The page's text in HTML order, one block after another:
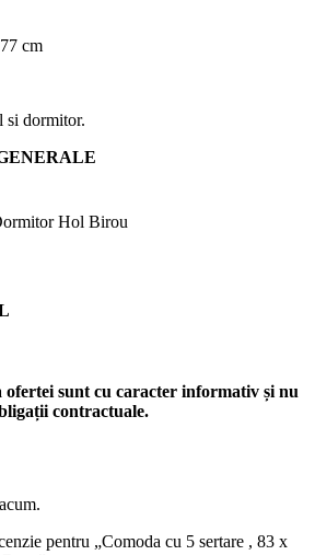
cm
si dormitor.
Hol Birou
ofertei sunt cu caracter informativ și nu
contractuale.
pentru „Comoda cu 5 sertare , 83 x